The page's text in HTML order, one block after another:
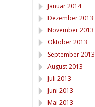
Januar 2014
Dezember 2013
November 2013
Oktober 2013
September 2013
August 2013
Juli 2013
Juni 2013
Mai 2013